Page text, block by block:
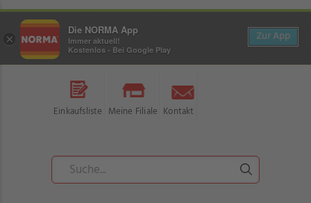
Einkaufsliste Meine Filiale Kontakt
×
Die NORMA App
Immer aktuell!
Kostenlos - Bei Google Play
Zur App